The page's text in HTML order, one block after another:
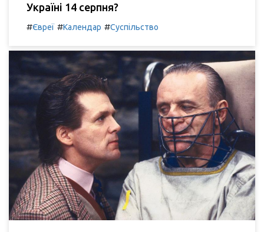
Україні 14 серпня?
#Євреї #Календар #Суспільство